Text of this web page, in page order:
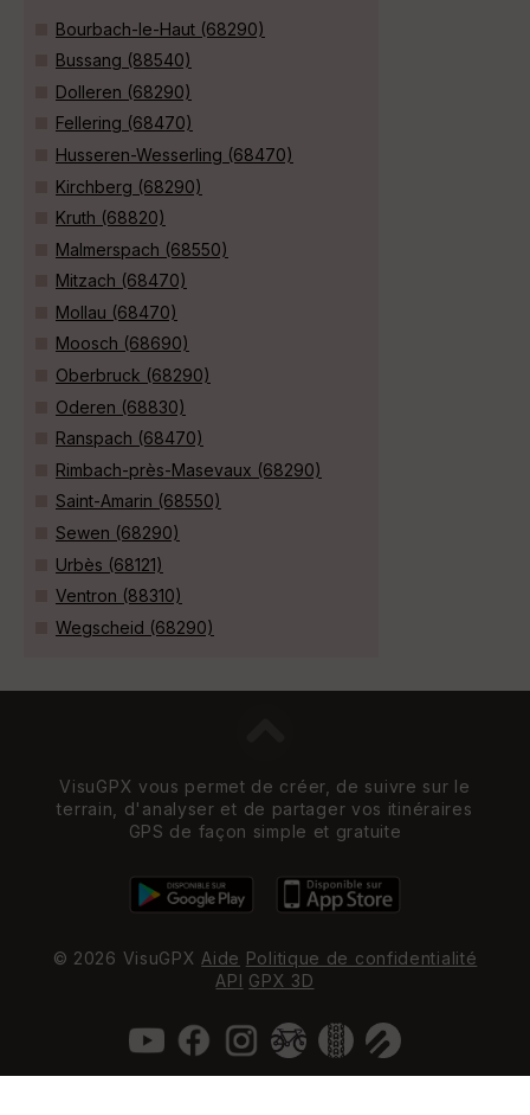
Bourbach-le-Haut (68290)
Bussang (88540)
Dolleren (68290)
Fellering (68470)
Husseren-Wesserling (68470)
Kirchberg (68290)
Kruth (68820)
Malmerspach (68550)
Mitzach (68470)
Mollau (68470)
Moosch (68690)
Oberbruck (68290)
Oderen (68830)
Ranspach (68470)
Rimbach-près-Masevaux (68290)
Saint-Amarin (68550)
Sewen (68290)
Urbès (68121)
Ventron (88310)
Wegscheid (68290)
VisuGPX vous permet de créer, de suivre sur le
terrain, d'analyser et de partager vos itinéraires
GPS de façon simple et gratuite
© 2026 VisuGPX Aide Politique de confidentialité
API GPX 3D